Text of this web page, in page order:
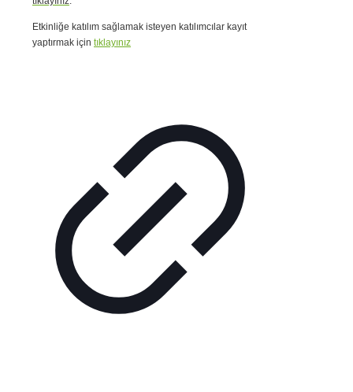
Etkinliğe katılım sağlamak isteyen katılımcılar kayıt
yaptırmak için tıklayınız